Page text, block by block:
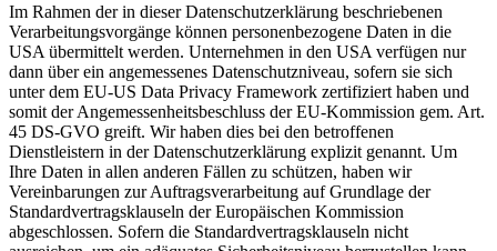
Im Rahmen der in dieser Datenschutzerklärung beschriebenen
Verarbeitungsvorgänge können personenbezogene Daten in die
USA übermittelt werden. Unternehmen in den USA verfügen nur
dann über ein angemessenes Datenschutzniveau, sofern sie sich
unter dem EU-US Data Privacy Framework zertifiziert haben und
somit der Angemessenheitsbeschluss der EU-Kommission gem. Art.
45 DS-GVO greift. Wir haben dies bei den betroffenen
Dienstleistern in der Datenschutzerklärung explizit genannt. Um
Ihre Daten in allen anderen Fällen zu schützen, haben wir
Vereinbarungen zur Auftragsverarbeitung auf Grundlage der
Standardvertragsklauseln der Europäischen Kommission
abgeschlossen. Sofern die Standardvertragsklauseln nicht